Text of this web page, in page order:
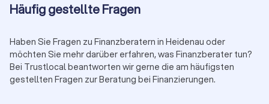
Die Frage, ab wann sich die Dienste eines Finanzberaters
lohnen, hängt von verschiedenen individuellen Faktoren ab.
Die Verwaltung von Finanzen erfordert Zeit, Fachwissen und
Kontinuität. Ein Finanzberater in Heidenau (Sachsen) kann
Häufig gestellte Fragen
Haben Sie Fragen zu Finanzberatern in Heidenau oder
möchten Sie mehr darüber erfahren, was Finanzberater tun?
Bei Trustlocal beantworten wir gerne die am häufigsten
gestellten Fragen zur Beratung bei Finanzierungen.